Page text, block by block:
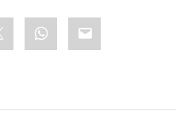
WhatsApp
Email